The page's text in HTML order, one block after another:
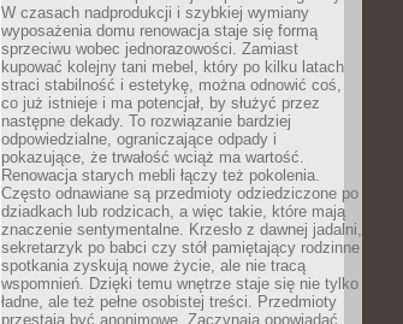
W czasach nadprodukcji i szybkiej wymiany
wyposażenia domu renowacja staje się formą
sprzeciwu wobec jednorazowości. Zamiast
kupować kolejny tani mebel, który po kilku latach
straci stabilność i estetykę, można odnowić coś,
co już istnieje i ma potencjał, by służyć przez
następne dekady. To rozwiązanie bardziej
odpowiedzialne, ograniczające odpady i
pokazujące, że trwałość wciąż ma wartość.
Renowacja starych mebli łączy też pokolenia.
Często odnawiane są przedmioty odziedziczone po
dziadkach lub rodzicach, a więc takie, które mają
znaczenie sentymentalne. Krzesło z dawnej jadalni,
sekretarzyk po babci czy stół pamiętający rodzinne
spotkania zyskują nowe życie, ale nie tracą
wspomnień. Dzięki temu wnętrze staje się nie tylko
ładne, ale też pełne osobistej treści. Przedmioty
przestają być anonimowe. Zaczynają opowiadać